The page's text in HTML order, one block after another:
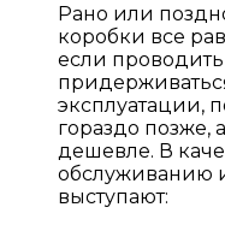
Рано или
коробки все
если
эксплуатации,
гораздо позже,
дешевле. В
обслуживанию
выступают: